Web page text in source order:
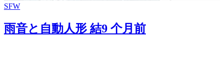
SFW
雨音と自動人形 結9 个月前